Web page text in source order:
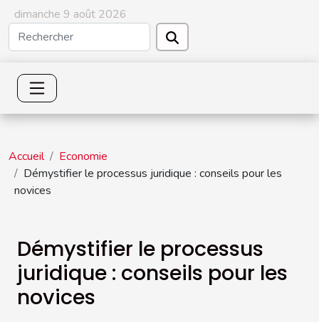
dimanche 9 août 2026
Accueil
Economie
Démystifier le processus juridique : conseils pour les
novices
Démystifier le processus
juridique : conseils pour les
novices